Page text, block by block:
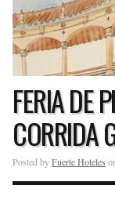
FERIA DE
CORRIDA
Posted byFuerte Hoteles